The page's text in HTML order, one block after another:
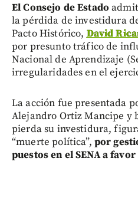
El Consejo de Estado
la pérdida de investidura
Pacto Histórico, David
por presunto tráfico de
Nacional de Aprendizaje
irregularidades en el
La acción fue presentada
Alejandro Ortiz Mancipe y
pierda su investidura,
“muerte política”, por
puestos en el SENA a